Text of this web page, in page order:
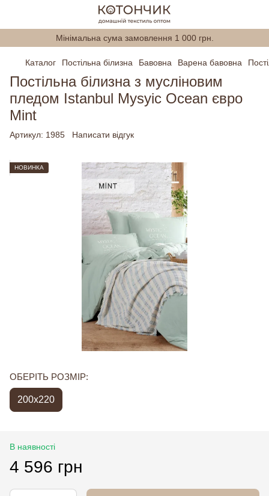
Мінімальна сума замовлення 1 000 грн.
Каталог Постільна білизна Бавовна Варена бавовна
Постільна білизна з мусліновим
пледом Istanbul Mysyic Ocean євро
Mint
Артикул: 1985 Написати відгук
НОВИНКА
ОБЕРІТЬ РОЗМІР:
200x220
В наявності
4 596 грн